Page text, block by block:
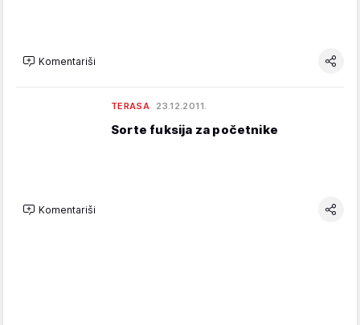
Komentariši
TERASA 23.12.2011.
Sorte fuksija za početnike
Komentariši